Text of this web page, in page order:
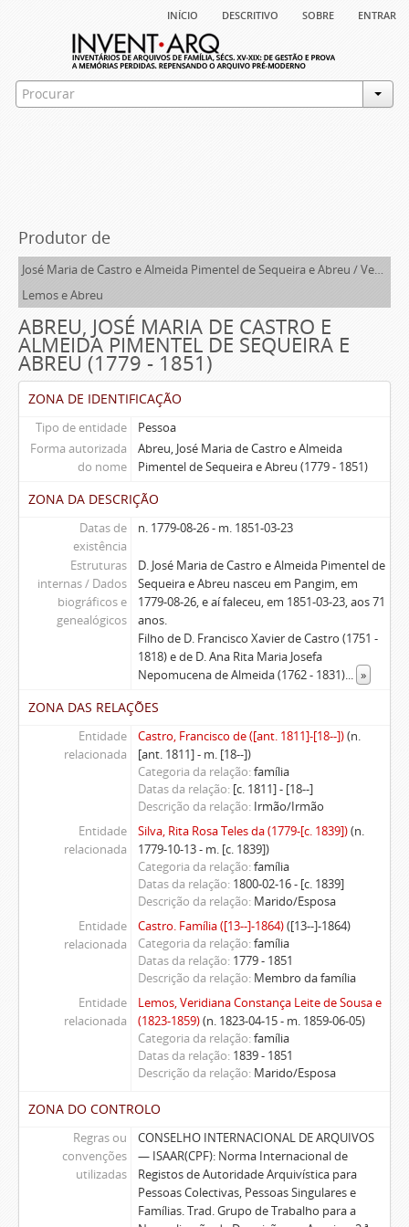
início descritivo sobre entrar
Produtor de
José Maria de Castro e Almeida Pimentel de Sequeira e Abreu / Veridiana Constança Leite de Sousa e Lemos/ Daniel Ferreira Pestana
Lemos e Abreu
ABREU, JOSÉ MARIA DE CASTRO E
ALMEIDA PIMENTEL DE SEQUEIRA E
ABREU (1779 - 1851)
ZONA DE IDENTIFICAÇÃO
Tipo de entidade
Pessoa
Forma autorizada
do nome
Abreu, José Maria de Castro e Almeida
Pimentel de Sequeira e Abreu (1779 - 1851)
ZONA DA DESCRIÇÃO
Datas de
existência
n. 1779-08-26 - m. 1851-03-23
Estruturas
internas / Dados
biográficos e
genealógicos
D. José Maria de Castro e Almeida Pimentel de
Sequeira e Abreu nasceu em Pangim, em
1779-08-26, e aí faleceu, em 1851-03-23, aos 71
anos.
Filho de D. Francisco Xavier de Castro (1751 -
1818) e de D. Ana Rita Maria Josefa
Nepomucena de Almeida (1762 - 1831)... »
ZONA DAS RELAÇÕES
Entidade
relacionada
Castro, Francisco de ([ant. 1811]-[18--])(n.
[ant. 1811] - m. [18--])
Categoria da relação família
Datas da relação [c. 1811] - [18--]
Descrição da relação Irmão/Irmão
Entidade
relacionada
Silva, Rita Rosa Teles da (1779-[c. 1839])(n.
1779-10-13 - m. [c. 1839])
Categoria da relação família
Datas da relação 1800-02-16 - [c. 1839]
Descrição da relação Marido/Esposa
Entidade
relacionada
Castro. Família ([13--]-1864)([13--]-1864)
Categoria da relação família
Datas da relação 1779 - 1851
Descrição da relação Membro da família
Entidade
relacionada
Lemos, Veridiana Constança Leite de Sousa e
(1823-1859)(n. 1823-04-15 - m. 1859-06-05)
Categoria da relação família
Datas da relação 1839 - 1851
Descrição da relação Marido/Esposa
ZONA DO CONTROLO
Regras ou
convenções
utilizadas
CONSELHO INTERNACIONAL DE ARQUIVOS
— ISAAR(CPF): Norma Internacional de
Registos de Autoridade Arquivística para
Pessoas Colectivas, Pessoas Singulares e
Famílias. Trad. Grupo de Trabalho para a